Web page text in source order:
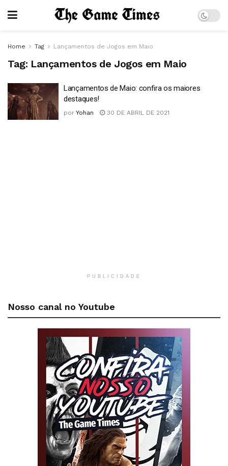
Home Tag Lançamentos de Jogos em Maio
Tag: Lançamentos de Jogos em Maio
Lançamentos de Maio: confira os maiores
destaques!
por Yohan 30 DE ABRIL DE 2021
PUBLICIDADE
Nosso canal no Youtube